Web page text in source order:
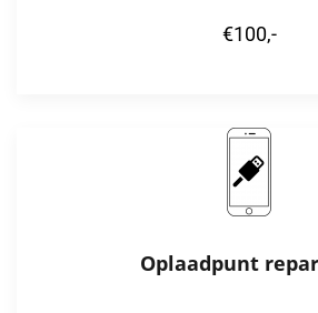
€100,-
Oplaadpunt